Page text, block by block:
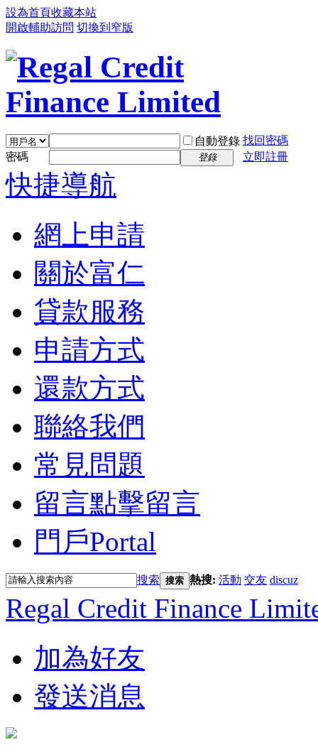
設為首頁收藏本站
開啟輔助訪問 切換到窄版
自動登錄 找回密碼
密碼
登錄 立即註冊
快捷導航
網上申請
關於富仁
貸款服務
申請方式
還款方式
聯絡我們
常見問題
留言點擊留言
門戶Portal
搜索 搜索 熱搜: 活動 交友 discuz
Regal Credit Finance
加為好友
發送消息